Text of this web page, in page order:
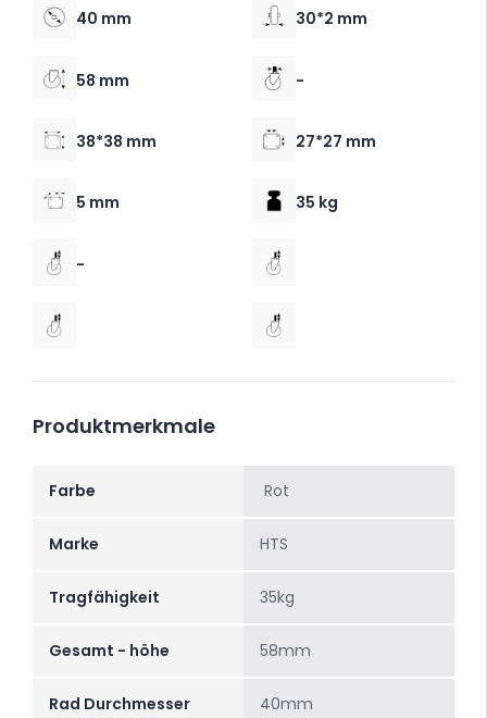
40 mm 30*2 mm
58 mm -
38*38 mm 27*27 mm
5 mm 35 kg
-
Produktmerkmale
Farbe Rot
Marke HTS
Tragfähigkeit 35kg
Gesamt - höhe 58mm
Rad Durchmesser 40mm